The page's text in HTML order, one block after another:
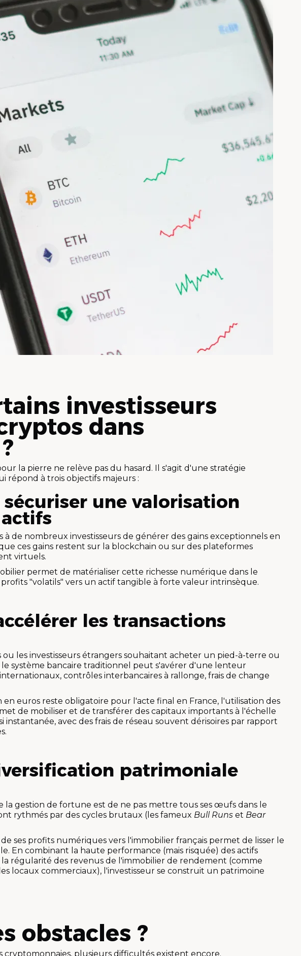
investisseurs
dans
la pierre ne relève pas du hasard. Il s'agit d'une stratégie
répond à trois objectifs majeurs :
sécuriser une valorisation
à de nombreux investisseurs de générer des gains exceptionnels en
ces gains restent sur la blockchain ou sur des plateformes
virtuels.
permet de matérialiser cette richesse numérique dans le
"volatils" vers un actif tangible à forte valeur intrinsèque.
les transactions
ou les investisseurs étrangers souhaitant acheter un pied-à-terre ou
le système bancaire traditionnel peut s'avérer d'une lenteur
contrôles interbancaires à rallonge, frais de change
en euros reste obligatoire pour l'acte final en France, l'utilisation des
de mobiliser et de transférer des capitaux importants à l'échelle
avec des frais de réseau souvent dérisoires par rapport
patrimoniale
la gestion de fortune est de ne pas mettre tous ses œufs dans le
rythmés par des cycles brutaux (les fameux Bull Runs et Bear
ses profits numériques vers l'immobilier français permet de lisser le
En combinant la haute performance (mais risquée) des actifs
régularité des revenus de l'immobilier de rendement (comme
locaux commerciaux), l'investisseur se construit un patrimoine
obstacles ?
cryptomonnaies, plusieurs difficultés existent encore.